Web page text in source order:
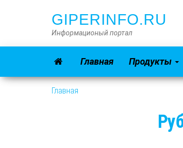
GIPERINFO.RU
Информационый портал
Главная Продукты
Главная